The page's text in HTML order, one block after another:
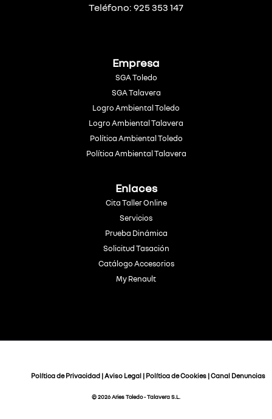
Teléfono: 925 353 147
Empresa
SGA Toledo
SGA Talavera
Logro Ambiental Toledo
Logro Ambiental Talavera
Política Ambiental Toledo
Política Ambiental Talavera
Enlaces
Cita Taller Online
Servicios
Prueba Dinámica
Solicitud Tasación
Catálogo Accesorios
My Renault
Política de Privacidad |Aviso Legal | Política de Cookies |Canal Denuncias
© 2026 Aries Toledo - Talavera S.L.